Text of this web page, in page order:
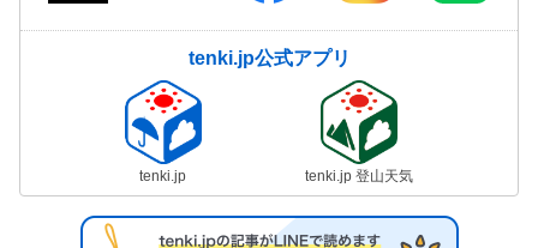
tenki.jp公式アプリ
tenki.jp tenki.jp 登山天気